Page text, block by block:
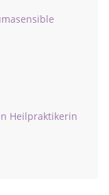
Heilpraktikerin